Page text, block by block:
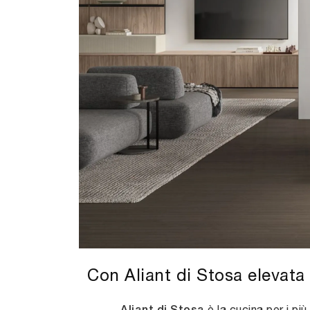
Con Aliant di Stosa